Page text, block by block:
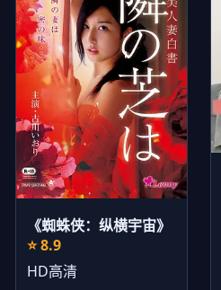
《蜘蛛侠：纵横宇宙》
⭐ 8.9
HD高清